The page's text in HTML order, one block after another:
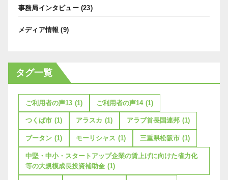
事務局インタビュー(23)
メディア情報 (9)
タグ一覧
ご利用者の声13 (1) ご利用者の声14 (1)
つくば市 (1) アラスカ (1) アラブ首長国連邦 (1)
ブータン (1) モーリシャス (1) 三重県松阪市 (1)
中堅・中小・スタートアップ企業の賃上げに向けた省力化
等の大規模成長投資補助金 (1)